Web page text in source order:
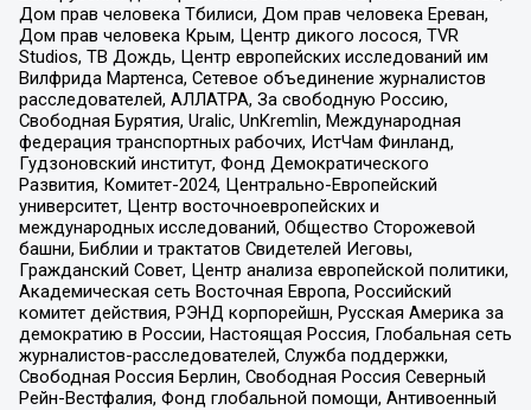
Дом прав человека Тбилиси, Дом прав человека Ереван,
Дом прав человека Крым, Центр дикого лосося, TVR
Studios, ТВ Дождь, Центр европейских исследований им
Вилфрида Мартенса, Сетевое объединение журналистов
расследователей, АЛЛАТРА, За свободную Россию,
Свободная Бурятия, Uralic, UnKremlin, Международная
федерация транспортных рабочих, ИстЧам Финланд,
Гудзоновский институт, Фонд Демократического
Развития, Комитет-2024, Центрально-Европейский
университет, Центр восточноевропейских и
международных исследований, Общество Сторожевой
башни, Библии и трактатов Свидетелей Иеговы,
Гражданский Совет, Центр анализа европейской политики,
Академическая сеть Восточная Европа, Российский
комитет действия, РЭНД корпорейшн, Русская Америка за
демократию в России, Настоящая Россия, Глобальная сеть
журналистов-расследователей, Служба поддержки,
Свободная Россия Берлин, Свободная Россия Северный
Рейн-Вестфалия, Фонд глобальной помощи, Антивоенный